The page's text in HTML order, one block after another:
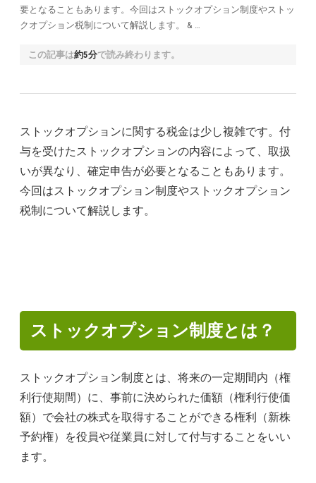
要となることもあります。今回はストックオプション制度やストッ
クオプション税制について解説します。 & …
この記事は約5分で読み終わります。
ストックオプションに関する税金は少し複雑です。付
与を受けたストックオプションの内容によって、取扱
いが異なり、確定申告が必要となることもあります。
今回はストックオプション制度やストックオプション
税制について解説します。
ストックオプション制度とは？
ストックオプション制度とは、将来の一定期間内（権
利行使期間）に、事前に決められた価額（権利行使価
額）で会社の株式を取得することができる権利（新株
予約権）を役員や従業員に対して付与することをいい
ます。